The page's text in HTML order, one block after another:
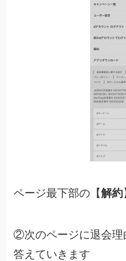
ページ最下部の【解約
②次のページに退会理
答えていきます